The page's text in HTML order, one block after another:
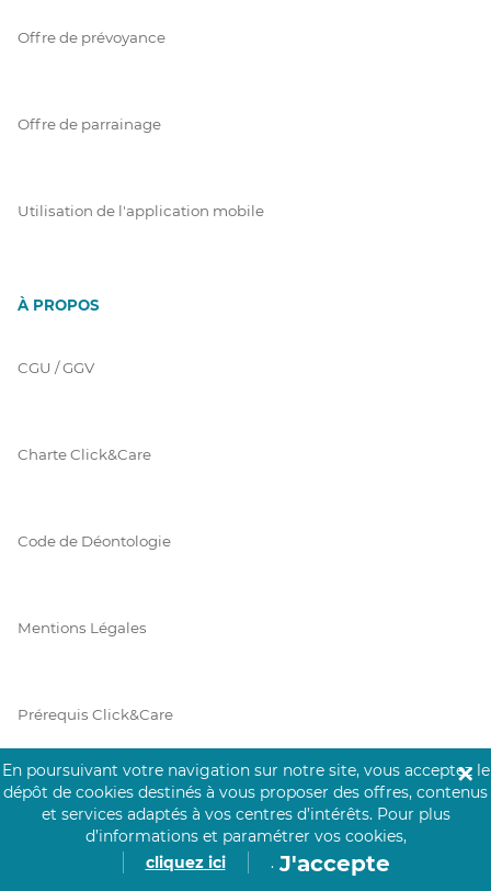
Offre de prévoyance
Offre de parrainage
Utilisation de l'application mobile
À PROPOS
CGU / GGV
Charte Click&Care
Code de Déontologie
Mentions Légales
Prérequis Click&Care
Protection des Données
En poursuivant votre navigation sur notre site, vous acceptez le
dépôt de cookies destinés à vous proposer des offres, contenus
et services adaptés à vos centres d’intérêts. Pour plus
d’informations et paramétrer vos cookies,
cliquez ici
. J'accepte
✕